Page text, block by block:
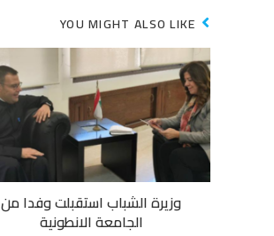
YOU MIGHT ALSO LIKE
وزيرة الشباب استقبلت وفدا من
الجامعة الانطونية